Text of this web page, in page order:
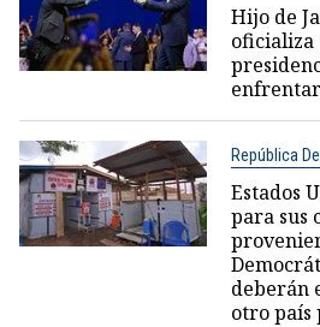
Hijo de
oficializa
República
Estados
para sus
deberán
otro país